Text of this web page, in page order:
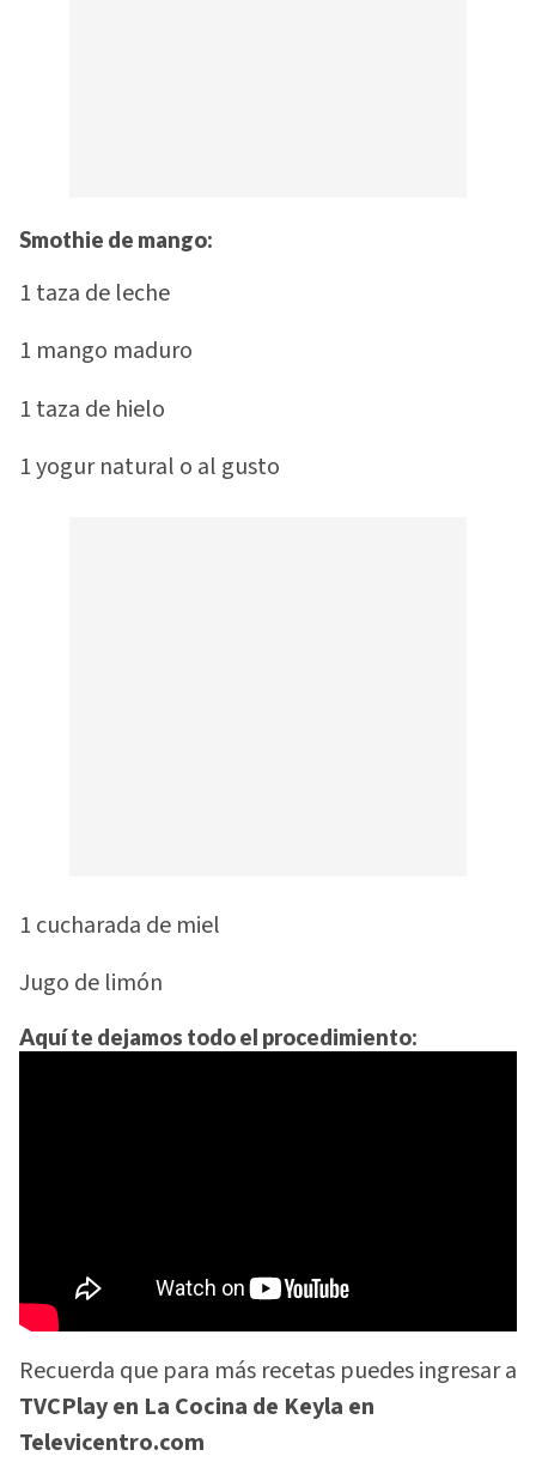
Smothie de mango:
1 taza de leche
1 mango maduro
1 taza de hielo
1 yogur natural o al gusto
1 cucharada de miel
Jugo de limón
Aquí te dejamos todo el procedimiento:
Recuerda que para más recetas puedes ingresar a
TVCPlay en La Cocina de Keyla en
Televicentro.com